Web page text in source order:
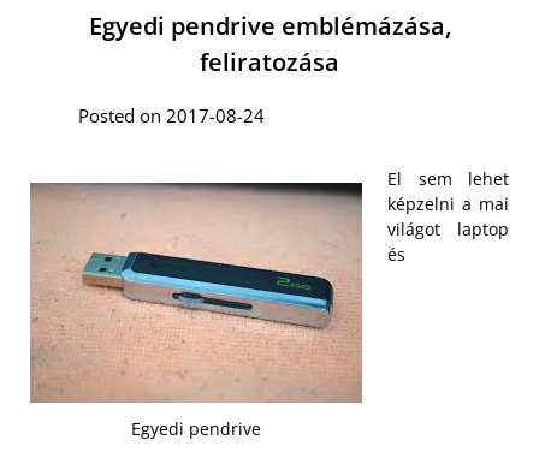
Egyedi pendrive emblémázása,
feliratozása
Posted on 2017-08-24
Egyedi pendrive
El sem lehet
képzelni a mai
világot laptop
és